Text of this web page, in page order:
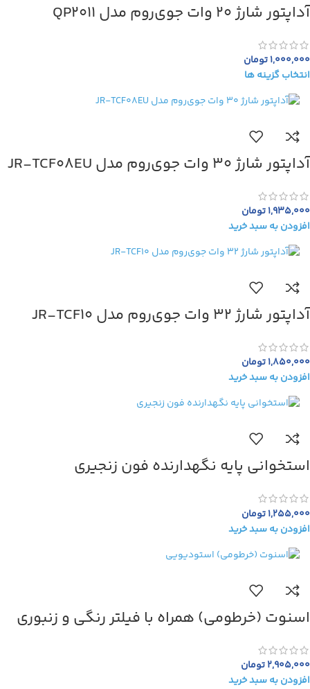
آداپتور شارژ 20 وات جوی‌روم مدل QP2011
1,000,000تومان
انتخاب گزینه ها
آداپتور شارژ 30 وات جوی‌روم مدل JR-TCF08EU
1,935,000تومان
افزودن به سبد خرید
آداپتور شارژ 32 وات جوی‌روم مدل JR-TCF10
1,850,000تومان
افزودن به سبد خرید
استخوانی پایه نگهدارنده فون زنجیری
1,255,000تومان
افزودن به سبد خرید
اسنوت (خرطومی) همراه با فیلتر رنگی و زنبوری
2,905,000تومان
افزودن به سبد خرید